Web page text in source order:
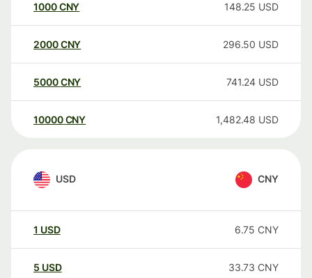
1000CNY 148.25 USD
2000CNY 296.50 USD
5000CNY 741.24 USD
10000 CNY 1,482.48 USD
USD CNY
1 USD 6.75 CNY
5 USD 33.73 CNY